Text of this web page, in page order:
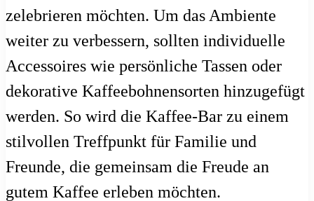
zelebrieren möchten. Um das Ambiente
weiter zu verbessern, sollten individuelle
Accessoires wie persönliche Tassen oder
dekorative Kaffeebohnensorten hinzugefügt
werden. So wird die Kaffee-Bar zu einem
stilvollen Treffpunkt für Familie und
Freunde, die gemeinsam die Freude an
gutem Kaffee erleben möchten.